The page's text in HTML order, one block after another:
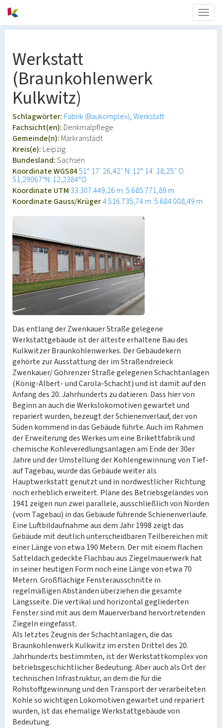
Werkstatt
(Braunkohlenwerk
Kulkwitz)
Schlagwörter: Fabrik (Baukomplex) Werkstatt
Fachsicht(en): Denkmalpflege
Gemeinde(n): Markranstädt
Kreis(e): Leipzig
Bundesland:Sachsen
Koordinate WGS8451° 17′ 26,42″ N: 12° 14′ 18,25″ O
51,29067°N: 12,2384°O
Koordinate UTM 33.307.449,26 m: 5.685.771,89 m
Koordinate Gauss/Krüger4.516.735,74 m: 5.684.008,49 m
Das entlang der Zwenkauer Straße gelegene
Werkstattgebäude ist der älteste erhaltene Bau des
Kulkwitzer Braunkohlenwerkes. Der Gebäudekern
gehörte zur Ausstattung der im Straßendreieck
Zwenkauer/ Göhrenzer Straße gelegenen Schachtanlagen
(König-Albert- und Carola-Schacht) und ist damit auf den
Anfang des 20. Jahrhunderts zu datieren. Dass hier von
Beginn an auch die Werkslokomotiven gewartet und
repariert wurden, bezeugt der Schienenverlauf, der von
Süden kommend in das Gebäude führte. Auch im Rahmen
der Erweiterung des Werkes um eine Brikettfabrik und
chemische Kohleveredlungsanlagen am Ende der 30er
Jahre und der Umstellung der Kohlengewinnung von Tief-
auf Tagebau, wurde das Gebäude weiter als
Hauptwerkstatt genutzt und in nordwestlicher Richtung
noch erheblich erweitert. Pläne des Betriebsgeländes von
1941 zeigen nun zwei parallele, ausschließlich von Norden
(vom Tagebau) in das Gebäude führende Schienenverläufe.
Eine Luftbildaufnahme aus dem Jahr 1998 zeigt das
Gebäude mit deutlich unterscheidbaren Teilbereichen mit
einer Länge von etwa 190 Metern. Der mit einem flachen
Satteldach gedeckte Flachbau aus Ziegelmauerwerk hat
in seiner heutigen Form noch eine Länge von etwa 70
Metern. Großflächige Fensterausschnitte in
regelmäßigen Abständen überziehen die gesamte
Längsseite. Die vertikal und horizontal gegliederten
Fenster sind mit aus dem Mauerverband hervortretenden
Ziegeln eingefasst.
Als letztes Zeugnis der Schachtanlagen, die das
Braunkohlenwerk Kulkwitz im ersten Drittel des 20.
Jahrhunderts bestimmten, ist der Werkstattkomplex von
betriebsgeschichtlicher Bedeutung. Aber auch als Ort der
technischen Infrastruktur, an dem die für die
Rohstoffgewinnung und den Transport der verarbeiteten
Kohle so wichtigen Lokomotiven gewartet und repariert
wurden, ist das ehemalige Werkstattgebäude von
Bedeutung.